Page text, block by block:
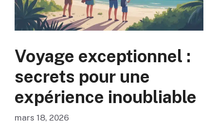
Voyage exceptionnel :
secrets pour une
expérience inoubliable
mars 18, 2026